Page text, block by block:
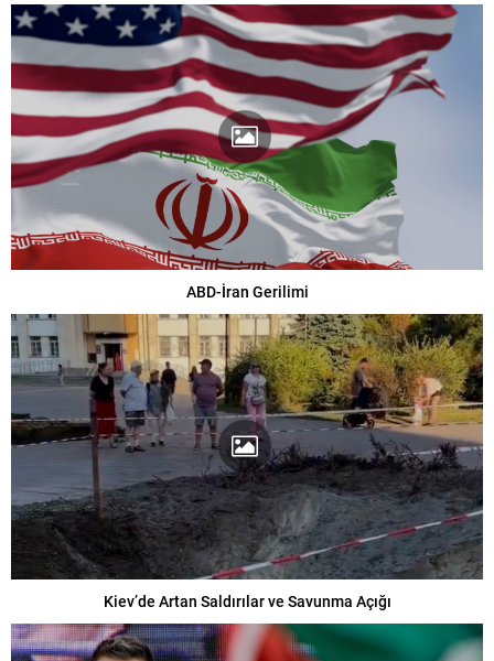
ABD-İran Gerilimi
Kiev’de Artan Saldırılar ve Savunma Açığı